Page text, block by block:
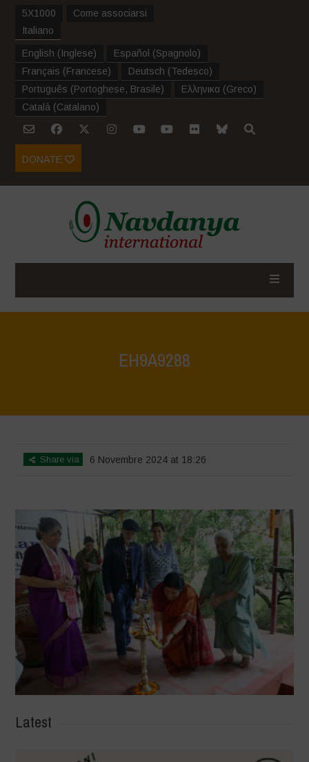
5X1000
Come associarsi
Italiano
English (Inglese) Español (Spagnolo)
Français (Francese) Deutsch (Tedesco)
Português (Portoghese, Brasile) Ελληνικα (Greco)
Català (Catalano)
DONATE
EH9A9288
Share via 6 Novembre 2024 at 18:26
Latest